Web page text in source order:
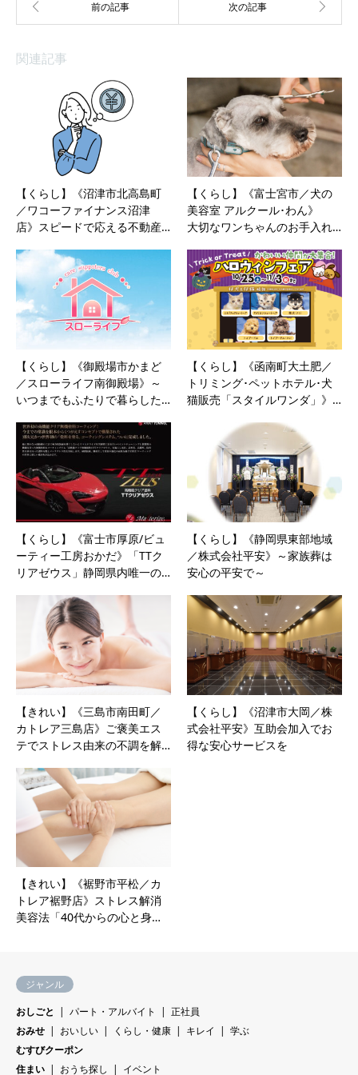
関連記事
【くらし】《沼津市北高島町
／ワコーファイナンス沼津
店》スピードで応える不動産…
【くらし】《富士宮市／犬の
美容室 アルクール･わん》
大切なワンちゃんのお手入れ…
【くらし】《御殿場市かまど
／スローライフ南御殿場》～
いつまでもふたりで暮らした…
【くらし】《函南町大土肥／
トリミング･ペットホテル･犬
猫販売「スタイルワンダ」》…
【くらし】《富士市厚原/ビュ
ーティー工房おかだ》「TTク
リアゼウス」静岡県内唯一の…
【くらし】《静岡県東部地域
／株式会社平安》～家族葬は
安心の平安で～
【きれい】《三島市南田町／
カトレア三島店》ご褒美エス
テでストレス由来の不調を解…
【くらし】《沼津市大岡／株
式会社平安》互助会加入でお
得な安心サービスを
【きれい】《裾野市平松／カ
トレア裾野店》ストレス解消
美容法「40代からの心と身…
ジャンル
おしごと
パート・アルバイト
正社員
おみせ
おいしい くらし・健康 キレイ
学ぶ
むすびクーポン
住まい
おうち探し イベント